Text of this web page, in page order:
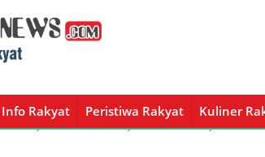
Info Rakyat Peristiwa Rakyat Kuliner
Info Rakyat Peristiwa Rakyat Kuliner Rakyat